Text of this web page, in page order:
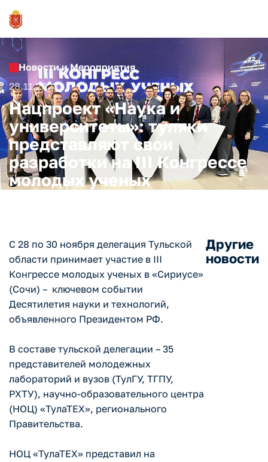
Новости и Мероприятия
28.11.2023
Нацпроект «Наука и
университеты»: туляки
представляют свои
разработки на III Конгрессе
молодых ученых
С 28 по 30 ноября делегация Тульской
области принимает участие в III
Конгрессе молодых ученых в «Сириусе»
(Сочи) – ключевом событии
Десятилетия науки и технологий,
объявленного Президентом РФ.
В составе тульской делегации – 35
представителей молодежных
лабораторий и вузов (ТулГУ, ТГПУ,
РХТУ), научно-образовательного центра
(НОЦ) «ТулаТЕХ», регионального
Правительства.
НОЦ «ТулаТЕХ» представил на
Другие
новости